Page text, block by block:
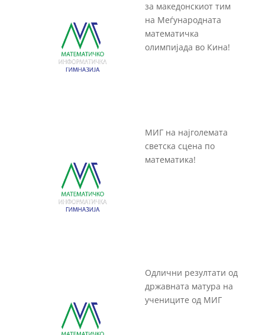
за македонскиот тим
на Меѓународната
математичка
олимпијада во Кина!
МИГ на најголемата
светска сцена по
математика!
Одлични резултати од
државната матура на
учениците од МИГ